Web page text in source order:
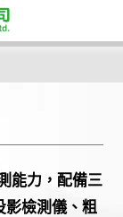
能力，配備三
檢測儀、粗